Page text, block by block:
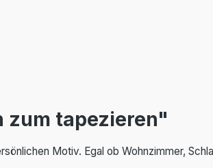
zum tapezieren"
Motiv. Egal ob Wohnzimmer,